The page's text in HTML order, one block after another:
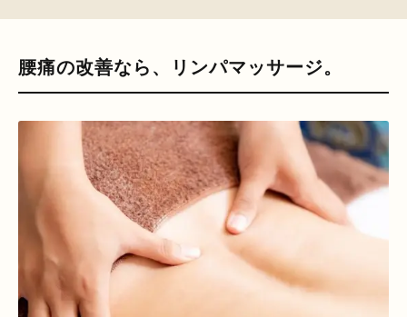
腰痛の改善なら、リンパマッサージ。